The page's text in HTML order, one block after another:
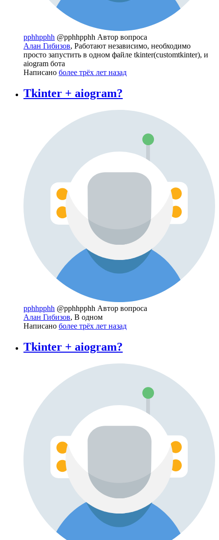
pphhpphh @pphhpphh Автор вопроса
Алан Гибизов, Работают независимо, необходимо
просто запустить в одном файле tkinter(customtkinter), и
aiogram бота
Написано более трёх лет назад
Tkinter + aiogram?
pphhpphh @pphhpphh Автор вопроса
Алан Гибизов, В одном
Написано более трёх лет назад
Tkinter + aiogram?